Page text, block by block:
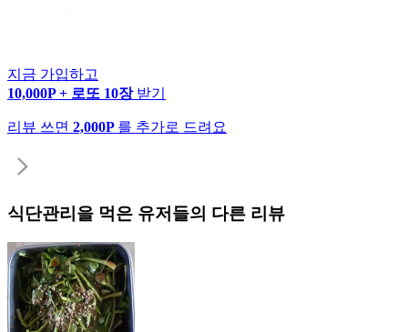
지금 가입하고
10,000P + 로또 10장 받기
리뷰 쓰면 2,000P 를 추가로 드려요
식단관리 을 먹은 유저들의 다른 리뷰